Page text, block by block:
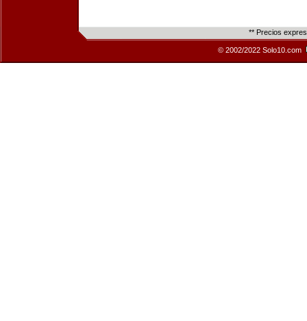
** Precios
© 2002/2022 Solo10.com